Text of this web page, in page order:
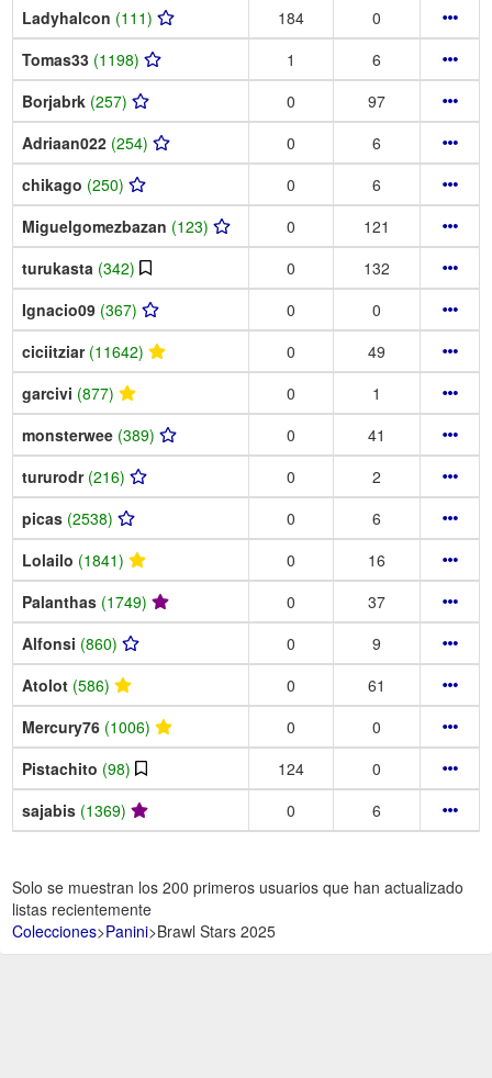
Ladyhalcon (111) 184
0
Tomas33 (1198) 1
6
Borjabrk (257) 0
97
Adriaan022 (254) 0
6
chikago (250) 0
6
Miguelgomezbazan (123) 0
121
turukasta (342) 0
132
Ignacio09 (367) 0
0
ciciitziar (11642) 0
49
garcivi (877) 0
1
monsterwee (389) 0
41
tururodr (216) 0
2
picas (2538) 0
6
Lolailo (1841) 0
16
Palanthas (1749) 0
37
Alfonsi (860) 0
9
Atolot (586) 0
61
Mercury76 (1006) 0
0
Pistachito (98) 124
0
sajabis (1369) 0 6
Solo se muestran los 200 primeros usuarios que han actualizado
listas recientemente
Colecciones>Panini>Brawl Stars 2025